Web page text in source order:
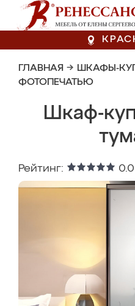
ГЛАВНАЯ → ШКАФЫ-
ФОТОПЕЧАТЬЮ
Шкаф-
Рейтинг: 0.0